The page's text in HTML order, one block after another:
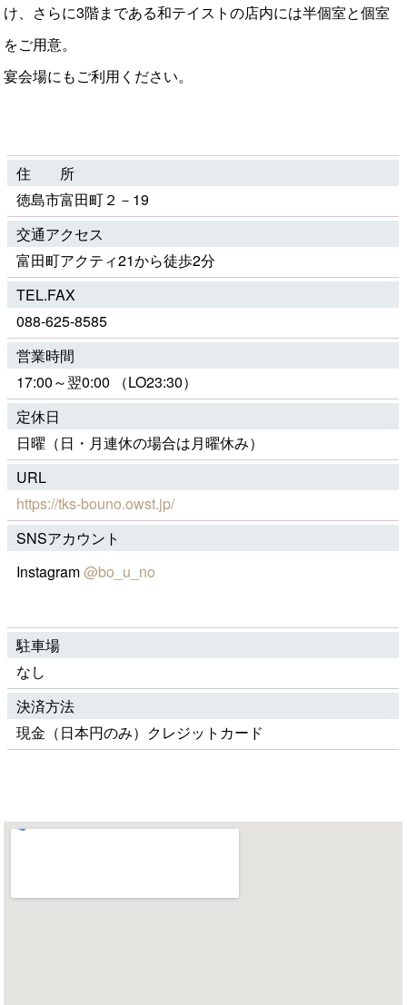
け、さらに3階まである和テイストの店内には半個室と個室
をご用意。
宴会場にもご利用ください。
住 所
徳島市富田町２－19
交通アクセス
富田町アクティ21から徒歩2分
TEL.FAX
088-625-8585
営業時間
17:00～翌0:00 （LO23:30）
定休日
日曜（日・月連休の場合は月曜休み）
URL
https://tks-bouno.owst.jp/
SNSアカウント
Instagram@bo_u_no
駐車場
なし
決済方法
現金（日本円のみ）クレジットカード